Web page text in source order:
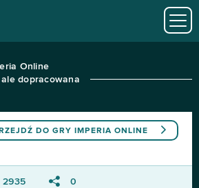
Online
dopracowana
DO GRY IMPERIA ONLINE
2935 0